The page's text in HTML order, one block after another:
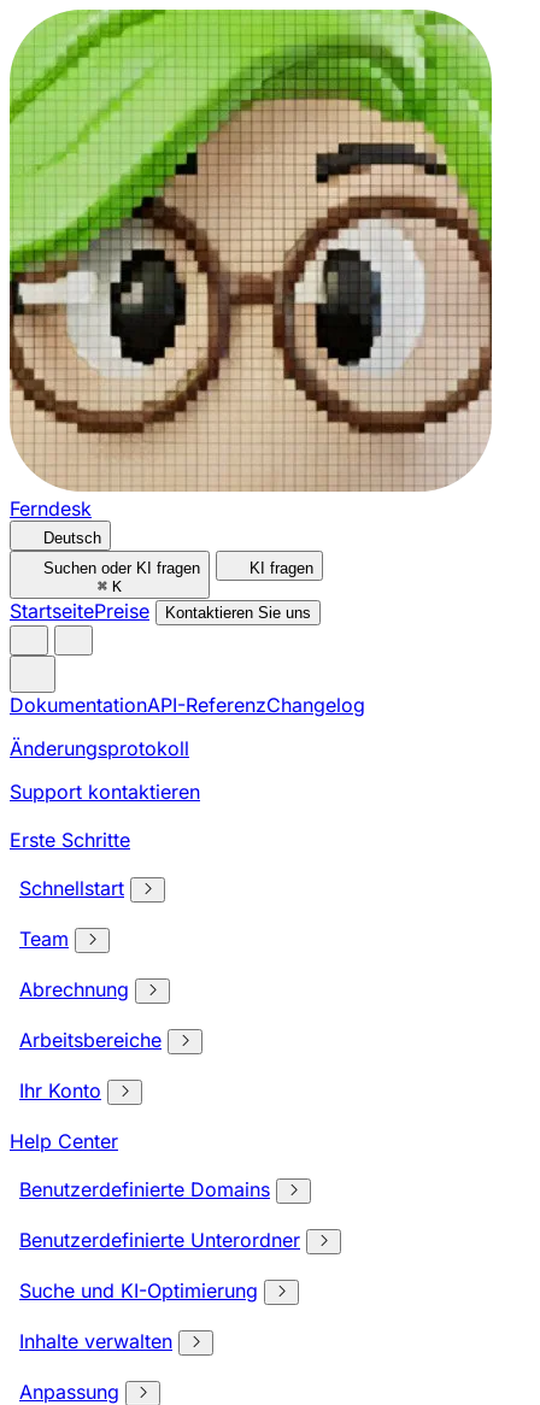
Ferndesk
Deutsch
Suchen oder KI fragen
⌘ K
KI fragen
StartseitePreise Kontaktieren Sie uns
DokumentationAPI-ReferenzChangelog
Änderungsprotokoll
Support kontaktieren
Erste Schritte
Schnellstart
Team
Abrechnung
Arbeitsbereiche
Ihr Konto
Help Center
Benutzerdefinierte Domains
Benutzerdefinierte Unterordner
Suche und KI-Optimierung
Inhalte verwalten
Anpassung